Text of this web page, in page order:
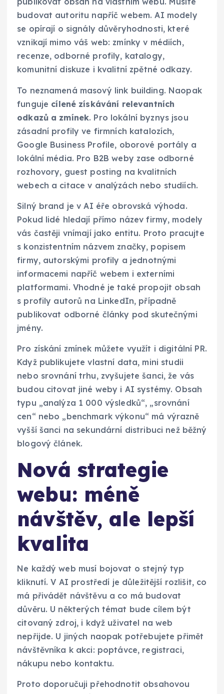
budovat autoritu napříč webem. AI modely
se opírají o signály důvěryhodnosti, které
vznikají mimo váš web: zmínky v médiích,
recenze, odborné profily, katalogy,
komunitní diskuze i kvalitní zpětné odkazy.
To neznamená masový link building. Naopak
funguje cílené získávání relevantních
odkazů a zmínek. Pro lokální byznys jsou
zásadní profily ve firmních katalozích,
Google Business Profile, oborové portály a
lokální média. Pro B2B weby zase odborné
rozhovory, guest posting na kvalitních
webech a citace v analýzách nebo studiích.
Silný brand je v AI éře obrovská výhoda.
Pokud lidé hledají přímo název firmy, modely
vás častěji vnímají jako entitu. Proto pracujte
s konzistentním názvem značky, popisem
firmy, autorskými profily a jednotnými
informacemi napříč webem i externími
platformami. Vhodné je také propojit obsah
s profily autorů na LinkedIn, případně
publikovat odborné články pod skutečnými
jmény.
Pro získání zmínek můžete využít i digitální PR.
Když publikujete vlastní data, mini studii
nebo srovnání trhu, zvyšujete šanci, že vás
budou citovat jiné weby i AI systémy. Obsah
typu „analýza 1 000 výsledků“, „srovnání
cen“ nebo „benchmark výkonu“ má výrazně
vyšší šanci na sekundární distribuci než běžný
blogový článek.
Nová strategie
webu: méně
návštěv, ale lepší
kvalita
Ne každý web musí bojovat o stejný typ
kliknutí. V AI prostředí je důležitější rozlišit, co
má přivádět návštěvu a co má budovat
důvěru. U některých témat bude cílem být
citovaný zdroj, i když uživatel na web
nepřijde. U jiných naopak potřebujete přimět
návštěvníka k akci: poptávce, registraci,
nákupu nebo kontaktu.
Proto doporučuji přehodnotit obsahovou